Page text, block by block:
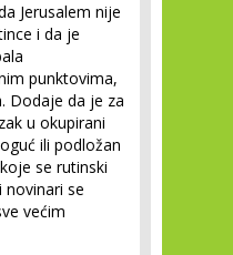
Jerusalem nije
i da je
punktovima,
Dodaje da je za
u okupirani
ili podložan
se rutinski
se
većim